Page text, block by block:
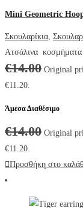
Mini Geometric
Σκουλαρίκια
Ατσάλινα κοσμήματα
€14.00 Original
€11.20.
Άμεσα Διαθέσιμο
€14.00 Original
€11.20.
Προσθήκη στο